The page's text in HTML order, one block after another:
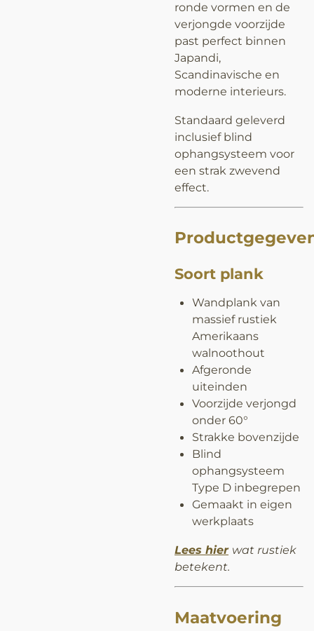
ronde vormen en de
verjongde voorzijde
past perfect binnen
Japandi,
Scandinavische en
moderne interieurs.
Standaard geleverd
inclusief blind
ophangsysteem voor
een strak zwevend
effect.
Soort plank
Wandplank van
massief rustiek
Amerikaans
walnoothout
Afgeronde
uiteinden
Voorzijde verjongd
onder 60°
Strakke bovenzijde
Blind
ophangsysteem
Type D inbegrepen
Gemaakt in eigen
werkplaats
Lees hier wat rustiek
betekent.
Maatvoering